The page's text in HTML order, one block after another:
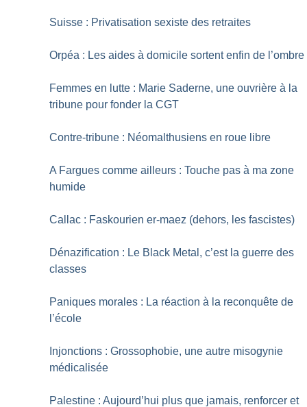
Suisse : Privatisation sexiste des retraites
Orpéa : Les aides à domicile sortent enfin de l’ombre
Femmes en lutte : Marie Saderne, une ouvrière à la
tribune pour fonder la CGT
Contre-tribune : Néomalthusiens en roue libre
A Fargues comme ailleurs : Touche pas à ma zone
humide
Callac : Faskourien er-maez (dehors, les fascistes)
Dénazification : Le Black Metal, c’est la guerre des
classes
Paniques morales : La réaction à la reconquête de
l’école
Injonctions : Grossophobie, une autre misogynie
médicalisée
Palestine : Aujourd’hui plus que jamais, renforcer et